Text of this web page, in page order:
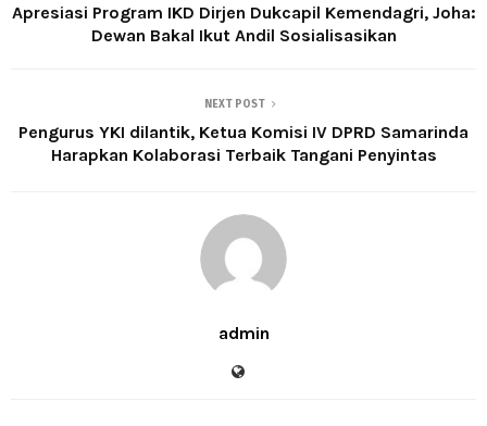
Apresiasi Program IKD Dirjen Dukcapil Kemendagri, Joha:
Dewan Bakal Ikut Andil Sosialisasikan
NEXT POST
Pengurus YKI dilantik, Ketua Komisi IV DPRD Samarinda
Harapkan Kolaborasi Terbaik Tangani Penyintas
admin